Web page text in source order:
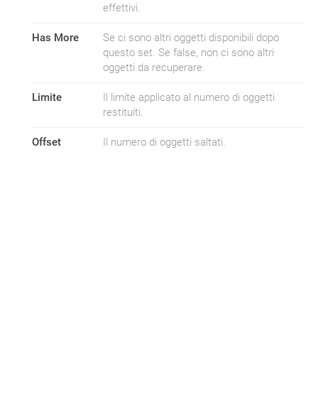
effettivi.
Has More
Se ci sono altri oggetti disponibili dopo
questo set. Se false, non ci sono altri
oggetti da recuperare.
Limite
Il limite applicato al numero di oggetti
restituiti.
Offset Il numero di oggetti saltati.